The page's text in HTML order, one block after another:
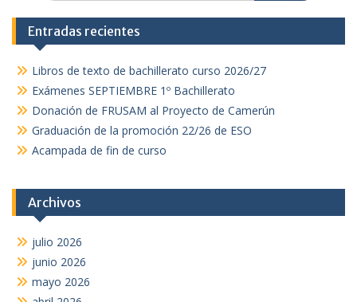
Entradas recientes
Libros de texto de bachillerato curso 2026/27
Exámenes SEPTIEMBRE 1º Bachillerato
Donación de FRUSAM al Proyecto de Camerún
Graduación de la promoción 22/26 de ESO
Acampada de fin de curso
Archivos
julio 2026
junio 2026
mayo 2026